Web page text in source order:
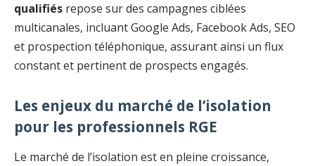
qualifiés repose sur des campagnes ciblées
multicanales, incluant Google Ads, Facebook Ads, SEO
et prospection téléphonique, assurant ainsi un flux
constant et pertinent de prospects engagés.
Les enjeux du marché de l’isolation
pour les professionnels RGE
Le marché de l’isolation est en pleine croissance,